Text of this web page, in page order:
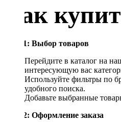
Как
Шаг 1: Выбор товаров
Перейдите в каталог на
интересующую вас
Используйте фильтры по
удобного поиска.
Добавьте выбранные
Шаг 2: Оформление заказа